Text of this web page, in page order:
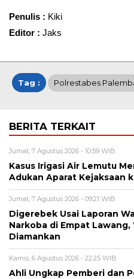
Penulis : Kiki
Editor : Jaks
Tag : Polrestabes
BERITA TERKAIT
Jumat, 7 Agustus 2026 - 10:59 WIB
Kasus Irigasi Air Lemutu
Adukan Aparat Kejaksaan
Jumat, 7 Agustus 2026 - 09:21 WIB
Digerebek Usai Laporan
Narkoba di Empat
Diamankan
Kamis, 6 Agustus 2026 - 22:25 WIB
Ahli Ungkap Pemberi dan